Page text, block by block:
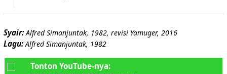
Syair: Alfred Simanjuntak, 1982, revisi Yamuger, 2016
Lagu: Alfred Simanjuntak, 1982
Tonton YouTube-nya: